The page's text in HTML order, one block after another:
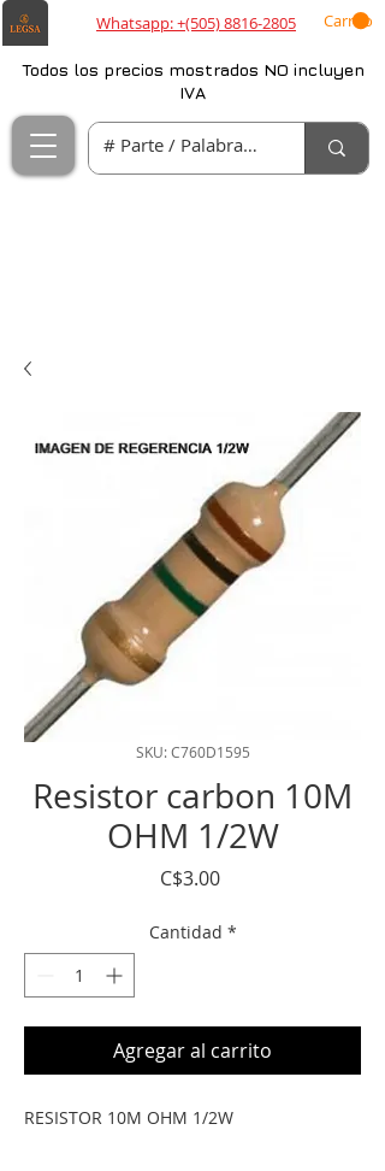
Whatsapp: +(505) 8816-2805 Carrito
Todos los precios mostrados NO incluyen
IVA
SKU: C760D1595
Resistor carbon 10M
OHM 1/2W
C$3.00Precio
Cantidad *
Agregar al carrito
RESISTOR 10M OHM 1/2W